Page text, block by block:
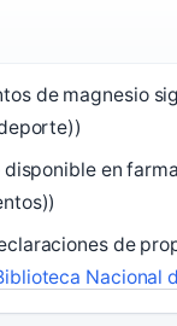
de magnesio
en
de
Nacional